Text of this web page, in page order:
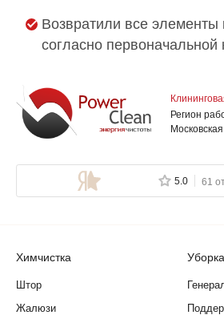
Возвратили все элементы
согласно первоначальной
Регион
5.0 61
Химчистка
Штор
Жалюзи
Уборка